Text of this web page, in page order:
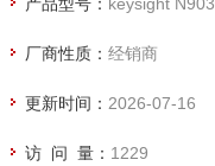
厂商性质： 经销商
更新时间： 2026-07-16
访 问 量： 1229